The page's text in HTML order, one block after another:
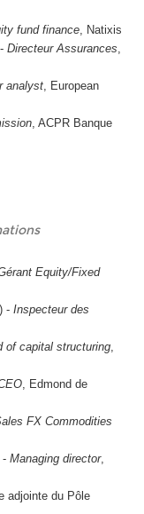
fund finance, Natixis
Directeur Assurances
analyst, European
, ACPR Banque
Equity/Fixed
- Inspecteur des
of capital structuring,
, Edmond de
FX Commodities
- Managing director,
adjointe du Pôle